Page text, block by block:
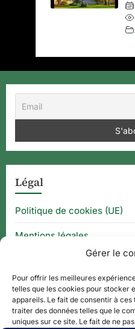
Gérer le
Pour offrir les meilleures
telles que les cookies pour stocker
appareils. Le fait de consentir à
traiter des données telles que le
uniques sur ce site. Le fait de ne
Légal
Politique de cookies (UE)
Mentions légales
Thématique